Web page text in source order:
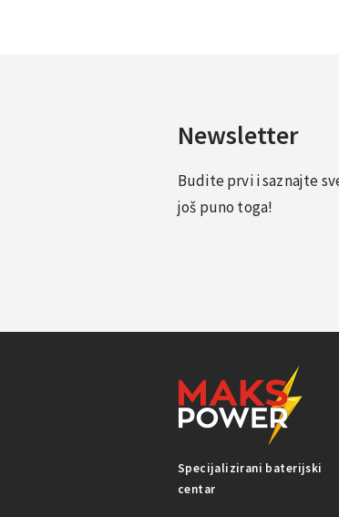
Newsletter
Budite prvi i saznajte
još puno toga!
Specijalizirani baterijski
centar